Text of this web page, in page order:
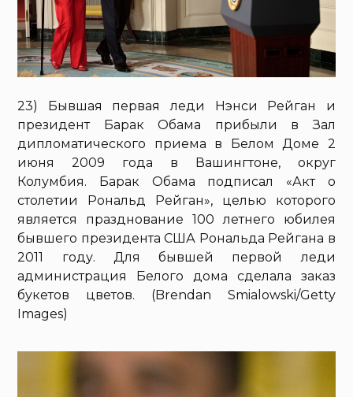
23) Бывшая первая леди Нэнси Рейган и
президент Барак Обама прибыли в Зал
дипломатического приема в Белом Доме 2
июня 2009 года в Вашингтоне, округ
Колумбия. Барак Обама подписал «Акт о
столетии Рональд Рейган», целью которого
является празднование 100 летнего юбилея
бывшего президента США Рональда Рейгана в
2011 году. Для бывшей первой леди
администрация Белого дома сделала заказ
букетов цветов. (Brendan Smialowski/Getty
Images)